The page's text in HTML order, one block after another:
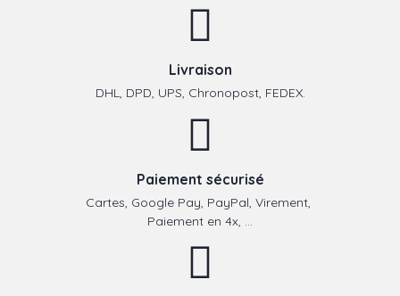
Livraison
DHL, DPD, UPS, Chronopost, FEDEX.
Paiement sécurisé
Cartes, Google Pay, PayPal, Virement,
Paiement en 4x, ...